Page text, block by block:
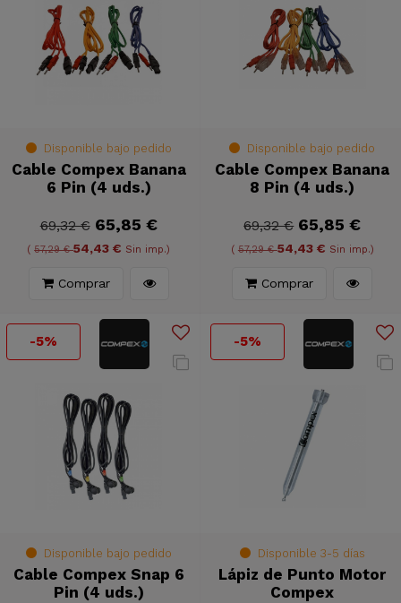
Disponible bajo pedido
Cable Compex Banana
6 Pin (4 uds.)
69,32 € 65,85 €
(57,29 €54,43 € Sin imp.)
Comprar
Disponible bajo pedido
Cable Compex Banana
8 Pin (4 uds.)
69,32 € 65,85 €
( 57,29 €54,43 € Sin imp.)
Comprar
-5%
Disponible bajo pedido
Cable Compex Snap 6
Pin (4 uds.)
-5%
Disponible 3-5 días
Lápiz de Punto Motor
Compex